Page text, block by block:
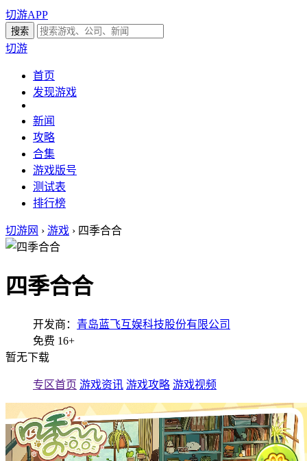
切游APP
切游
首页
发现游戏
新闻
攻略
合集
游戏版号
测试表
排行榜
切游网 › 游戏 › 四季合合
四季合合
开发商： 青岛蓝飞互娱科技股份有限公司
免费 16+
暂无下载
专区首页 游戏资讯 游戏攻略 游戏视频